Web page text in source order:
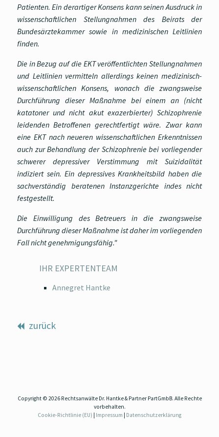
Patienten. Ein derartiger Konsens kann seinen Ausdruck in
wissenschaftlichen Stellungnahmen des Beirats der
Bundesärztekammer sowie in medizinischen Leitlinien
finden.
Die in Bezug auf die EKT veröffentlichten Stellungnahmen
und Leitlinien vermitteln allerdings keinen medizinisch-
wissenschaftlichen Konsens, wonach die zwangsweise
Durchführung dieser Maßnahme bei einem an (nicht
katatoner und nicht akut exazerbierter) Schizophrenie
leidenden Betroffenen gerechtfertigt wäre. Zwar kann
eine EKT nach neueren wissenschaftlichen Erkenntnissen
auch zur Behandlung der Schizophrenie bei vorliegender
schwerer depressiver Verstimmung mit Suizidalität
indiziert sein. Ein depressives Krankheitsbild haben die
sachverständig beratenen Instanzgerichte indes nicht
festgestellt.
Die Einwilligung des Betreuers in die zwangsweise
Durchführung dieser Maßnahme ist daher im vorliegenden
Fall nicht genehmigungsfähig."
IHR EXPERTENTEAM
Annegret Hantke
zurück
Copyright © 2026 Rechtsanwälte Dr. Hantke & Partner PartGmbB. Alle Rechte
vorbehalten.
Cookie-Richtlinie (EU)
Impressum Datenschutzerklärung